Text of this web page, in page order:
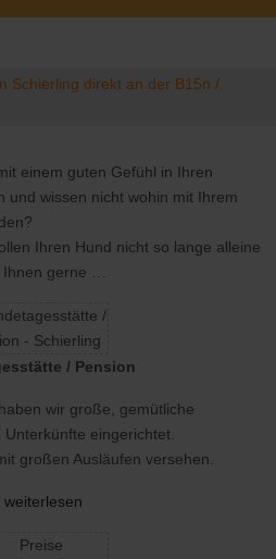
direkt an der
einem guten Gefühl in Ihren
und wissen nicht wohin mit Ihrem
Ihren Hund nicht so lange alleine
Ihnen gerne …
/ Pension
wir große, gemütliche
eingerichtet.
großen Ausläufen versehen.
weiterlesen